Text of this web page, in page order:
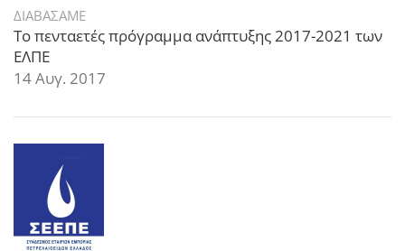
ΔΙΑΒΑΣΑΜΕ
Το πενταετές πρόγραμμα ανάπτυξης 2017-2021 των
ΕΛΠΕ
14 Αυγ. 2017